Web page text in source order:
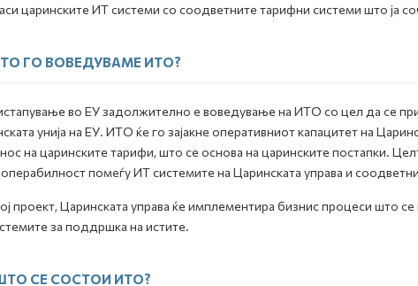
царинските ИТ системи со соодветните тарифни системи што ја
ГО ВОВЕДУВАМЕ ИТО?
во ЕУ задолжително е воведување на ИТО со цел да се
унија на ЕУ. ИТО ќе го зајакне оперативниот капацитет на
на царинските тарифи, што се основа на царинските постапки.
помеѓу ИТ системите на Царинската управа и
проект, Царинската управа ќе имплементира бизнис процеси што
за поддршка на истите.
СЕ СОСТОИ ИТО?